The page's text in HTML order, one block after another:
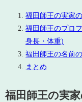
福田師王の実家
福田師王のプロ
身長・体重)
福田師王の名前
まとめ
福田師王の実